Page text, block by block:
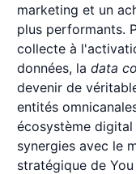
marketing et un
plus performants.
collecte à
données, la data
devenir de
entités
écosystème digital
synergies avec le
stratégique de